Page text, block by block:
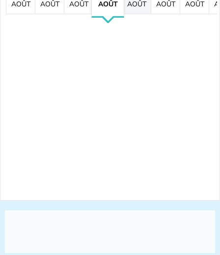
AOÛT AOÛT AOÛT AOÛT AOÛT AOÛT AOÛT